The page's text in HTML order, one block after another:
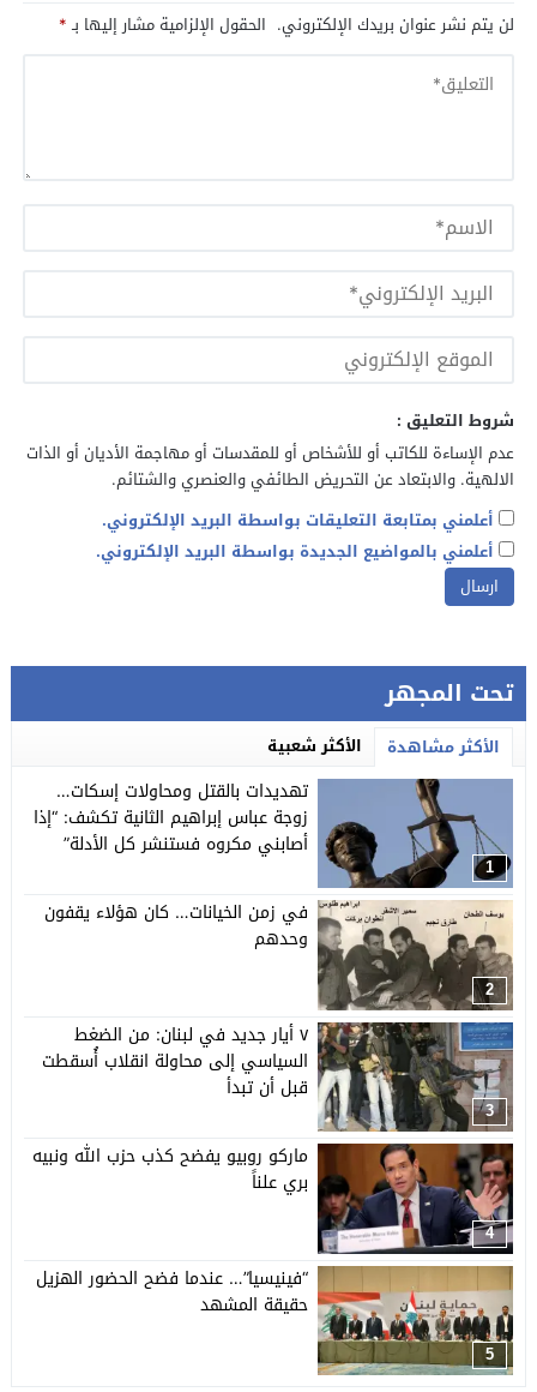
لن يتم نشر عنوان بريدك الإلكتروني. الحقول الإلزامية مشار إليها بـ*
شروط التعليق :
عدم الإساءة للكاتب أو للأشخاص أو للمقدسات أو مهاجمة الأديان أو الذات
الالهية. والابتعاد عن التحريض الطائفي والعنصري والشتائم.
أعلمني بمتابعة التعليقات بواسطة البريد الإلكتروني.
أعلمني بالمواضيع الجديدة بواسطة البريد الإلكتروني.
تحت المجهر
الأكثر مشاهدة الأكثر شعبية
1
تهديدات بالقتل ومحاولات إسكات…
زوجة عباس إبراهيم الثانية تكشف: “إذا
أصابني مكروه فستنشر كل الأدلة”
2
في زمن الخيانات… كان هؤلاء يقفون
وحدهم
3
٧ أيار جديد في لبنان: من الضغط
السياسي إلى محاولة انقلاب أُسقطت
قبل أن تبدأ
4
ماركو روبيو يفضح كذب حزب الله ونبيه
بري علناً
5
“فينيسيا”… عندما فضح الحضور الهزيل
حقيقة المشهد